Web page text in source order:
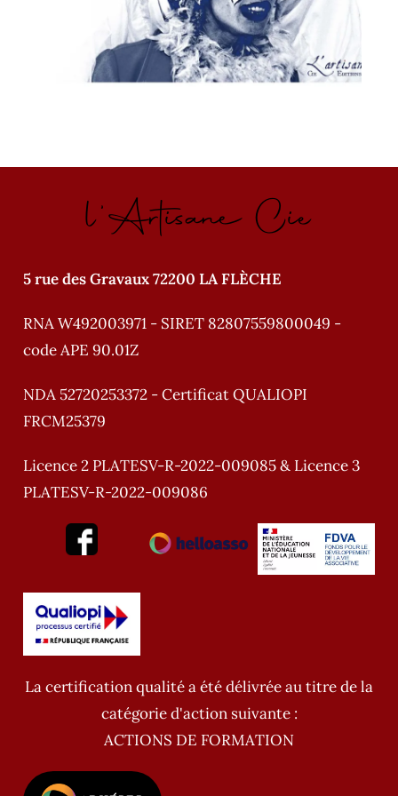
l'Artisane Cie
5 rue des Gravaux 72200 LA FLÈCHE
RNA W492003971 - SIRET 82807559800049 -
code APE 90.01Z
NDA 52720253372 - Certificat QUALIOPI
FRCM25379
Licence 2 PLATESV-R-2022-009085 & Licence 3
PLATESV-R-2022-009086
La certification qualité a été délivrée au titre de la
catégorie d'action suivante :
ACTIONS DE FORMATION